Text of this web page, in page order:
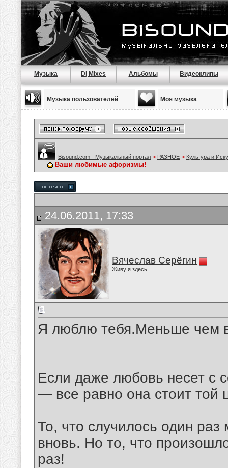
Музыка Dj Mixes Альбомы Видеоклипы
Музыка пользователей Моя музыка
Bisound.com - Музыкальный портал > РАЗНОЕ > Культура и
Ваши любимые афоризмы!
24.06.2011, 17:33
Вячеслав Серёгин
Живу я здесь
Я люблю тебя.Меньше чем
Если даже любовь несет с
— все равно она стоит той
То, что случилось один раз
вновь. Но то, что
раз!